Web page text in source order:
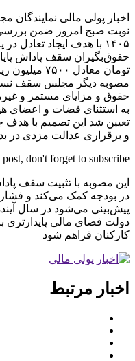
اخبار پولی مالی
نوبت صبح امروز ضمن
۱۴۰۵ با هدف ایجاد
تومان
مصوبه دیگر مجلس سقف
حقوق و مزایای مستمر و
به استثنای قضات و اعضای
تعیین شد این تصمیم با هدف
و برقراری عدالت مزدی در
don't forget to subscribe!
این مصوبه با تثبیت سقف
در بودجه کمک می‌کند و
پیش‌بینی می‌شود در سال
دولت فضای مالی پایدارتری
کارکنان فراهم شود
اخبار مرتبط